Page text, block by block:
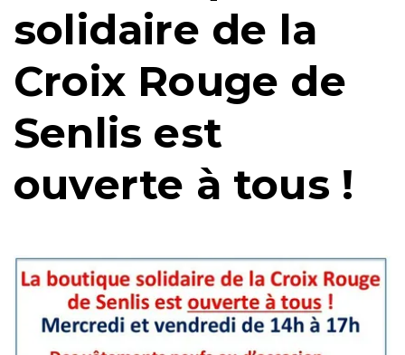
solidaire de la
Croix Rouge de
Senlis est
ouverte à tous !